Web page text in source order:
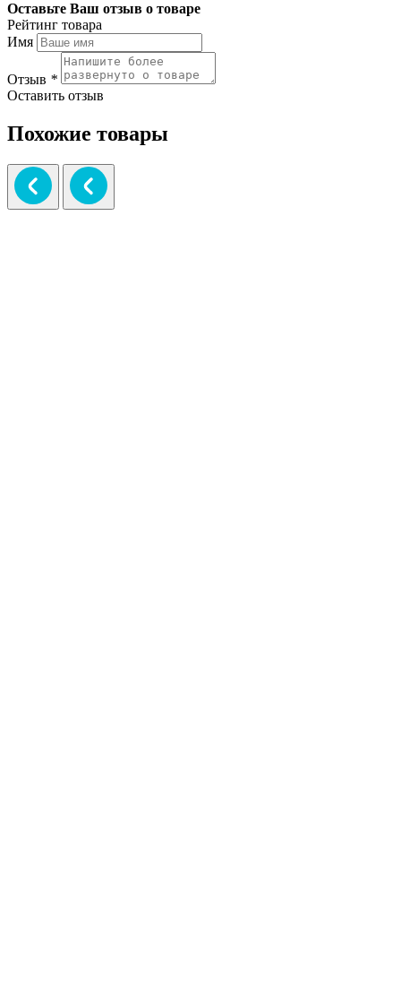
Оставьте Ваш отзыв о товаре
Рейтинг товара
Имя
Отзыв *
Оставить отзыв
Похожие товары